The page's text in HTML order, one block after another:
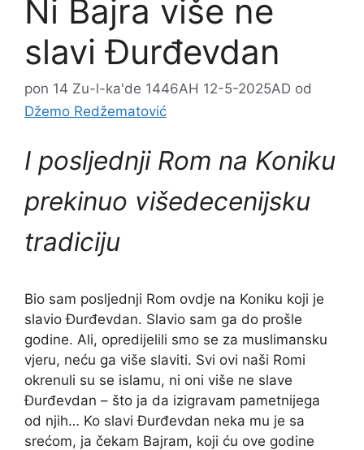
Ni Bajra više ne
slavi Đurđevdan
pon 14 Zu-l-ka'de 1446AH 12-5-2025AD od
Džemo Redžematović
I posljednji Rom na Koniku
prekinuo višedecenijsku
tradiciju
Bio sam posljednji Rom ovdje na Koniku koji je
slavio Đurđevdan. Slavio sam ga do prošle
godine. Ali, opredijelili smo se za muslimansku
vjeru, neću ga više slaviti. Svi ovi naši Romi
okrenuli su se islamu, ni oni više ne slave
Đurđevdan – što ja da izigravam pametnijega
od njih… Ko slavi Đurđevdan neka mu je sa
srećom, ja čekam Bajram, koji ću ove godine